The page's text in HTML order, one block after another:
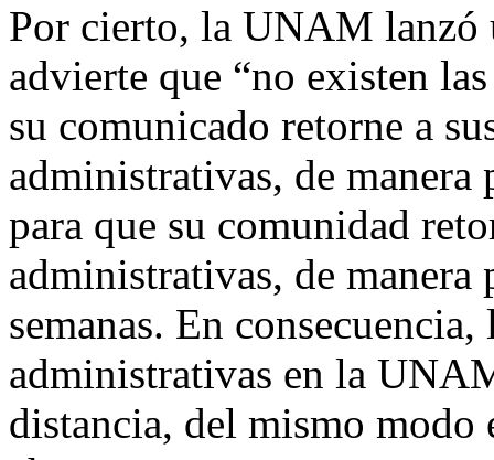
Por cierto, la UNAM lanzó
advierte que “no existen
su comunicado retorne a
administrativas, de manera
para que su comunidad
administrativas, de manera
semanas. En
administrativas en la
distancia, del mismo modo